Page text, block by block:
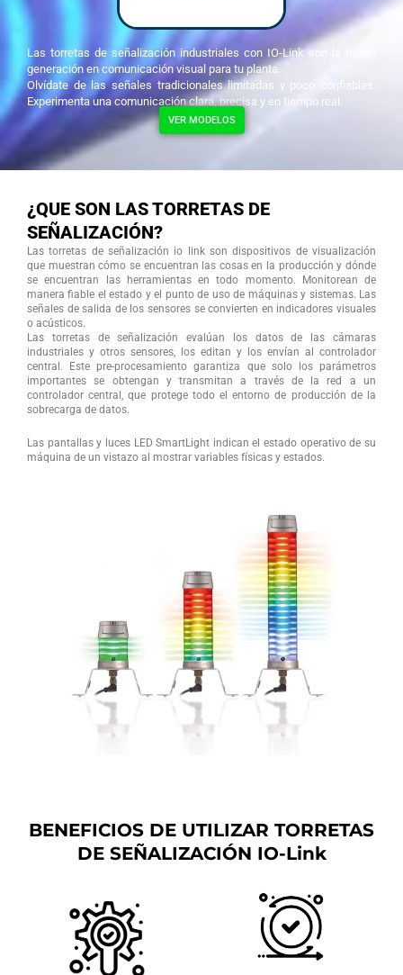
Las torretas de señalización industriales con IO-Link son la nueva
generación en comunicación visual para tu planta.
Olvídate de las señales tradicionales limitadas y poco confiables.
Experimenta una comunicación clara, precisa y en tiempo real.
VER MODELOS
¿QUE SON LAS TORRETAS DE
SEÑALIZACIÓN?
Las torretas de señalización io link son dispositivos de visualización
que muestran cómo se encuentran las cosas en la producción y dónde
se encuentran las herramientas en todo momento. Monitorean de
manera fiable el estado y el punto de uso de máquinas y sistemas. Las
señales de salida de los sensores se convierten en indicadores visuales
o acústicos.
Las torretas de señalización evalúan los datos de las cámaras
industriales y otros sensores, los editan y los envían al controlador
central. Este pre-procesamiento garantiza que solo los parámetros
importantes se obtengan y transmitan a través de la red a un
controlador central, que protege todo el entorno de producción de la
sobrecarga de datos.
Las pantallas y luces LED SmartLight indican el estado operativo de su
máquina de un vistazo al mostrar variables físicas y estados.
BENEFICIOS DE UTILIZAR TORRETAS
DE SEÑALIZACIÓN IO-Link